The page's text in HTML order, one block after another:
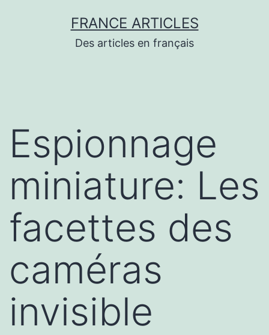
FRANCE ARTICLES
Des articles en français
Espionnage
miniature: Les
facettes des
caméras
invisible